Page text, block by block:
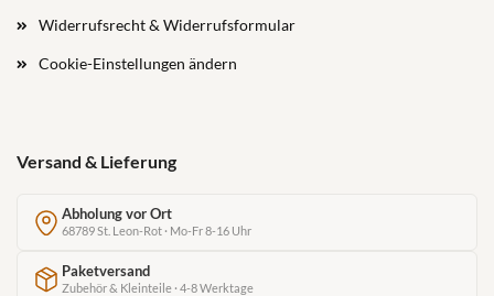
Widerrufsrecht & Widerrufsformular
Cookie-Einstellungen ändern
Versand & Lieferung
Abholung vor Ort
68789 St. Leon-Rot · Mo-Fr 8-16 Uhr
Paketversand
Zubehör & Kleinteile · 4-8 Werktage